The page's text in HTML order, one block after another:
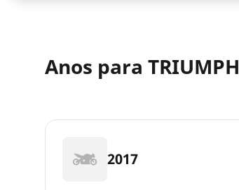
Anos para TRIUMPH
2017